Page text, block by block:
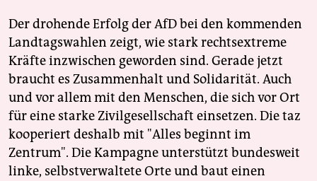
Der drohende Erfolg der AfD bei den kommenden
Landtagswahlen zeigt, wie stark rechtsextreme
Kräfte inzwischen geworden sind. Gerade jetzt
braucht es Zusammenhalt und Solidarität. Auch
und vor allem mit den Menschen, die sich vor Ort
für eine starke Zivilgesellschaft einsetzen. Die taz
kooperiert deshalb mit "Alles beginnt im
Zentrum". Die Kampagne unterstützt bundesweit
linke, selbstverwaltete Orte und baut einen